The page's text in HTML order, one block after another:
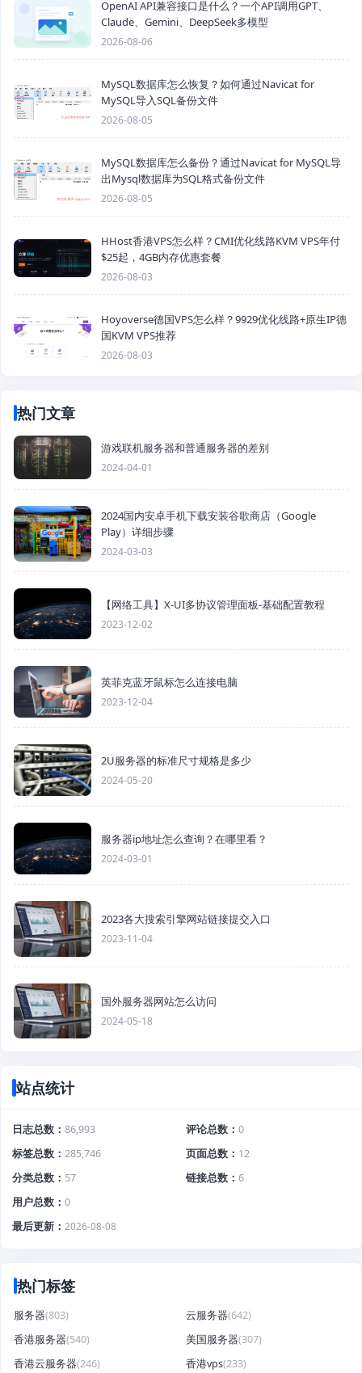
OpenAI API兼容接口是什么？一个API调用GPT、
Claude、Gemini、DeepSeek多模型
2026-08-06
MySQL数据库怎么恢复？如何通过Navicat for
MySQL导入SQL备份文件
2026-08-05
MySQL数据库怎么备份？通过Navicat for MySQL导
出Mysql数据库为SQL格式备份文件
2026-08-05
HHost香港VPS怎么样？CMI优化线路KVM VPS年付
$25起，4GB内存优惠套餐
2026-08-03
Hoyoverse德国VPS怎么样？9929优化线路+原生IP德
国KVM VPS推荐
2026-08-03
热门文章
游戏联机服务器和普通服务器的差别
2024-04-01
2024国内安卓手机下载安装谷歌商店（Google
Play）详细步骤
2024-03-03
【网络工具】X-UI多协议管理面板-基础配置教程
2023-12-02
英菲克蓝牙鼠标怎么连接电脑
2023-12-04
2U服务器的标准尺寸规格是多少
2024-05-20
服务器ip地址怎么查询？在哪里看？
2024-03-01
2023各大搜索引擎网站链接提交入口
2023-11-04
国外服务器网站怎么访问
2024-05-18
站点统计
日志总数 86,993 评论总数
0
标签总数
285,746 页面总数
12
分类总数
57 链接总数
6
用户总数
0
最后更新
2026-08-08
热门标签
服务器(803) 云服务器(642)
香港服务器(540) 美国服务器(307)
香港云服务器(246) 香港vps(233)